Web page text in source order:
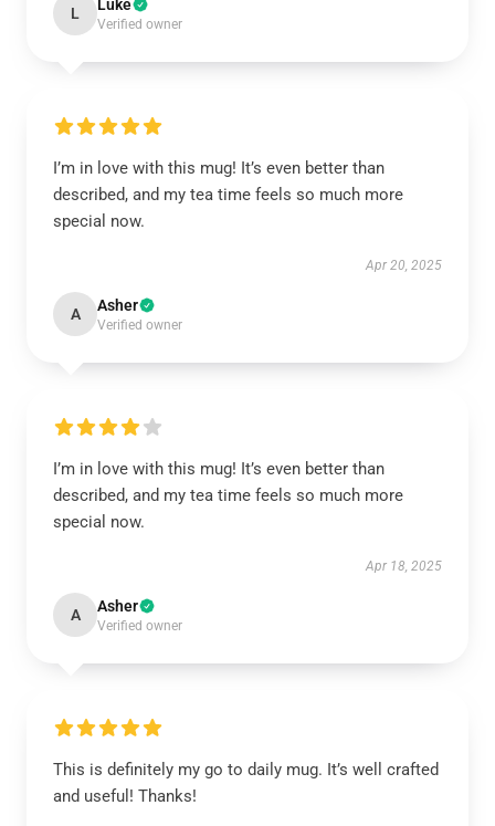
L Luke
Verified owner
I’m in love with this mug! It’s even better than
described, and my tea time feels so much more
special now.
Apr 20, 2025
A Asher
Verified owner
I’m in love with this mug! It’s even better than
described, and my tea time feels so much more
special now.
Apr 18, 2025
A Asher
Verified owner
This is definitely my go to daily mug. It’s well crafted
and useful! Thanks!